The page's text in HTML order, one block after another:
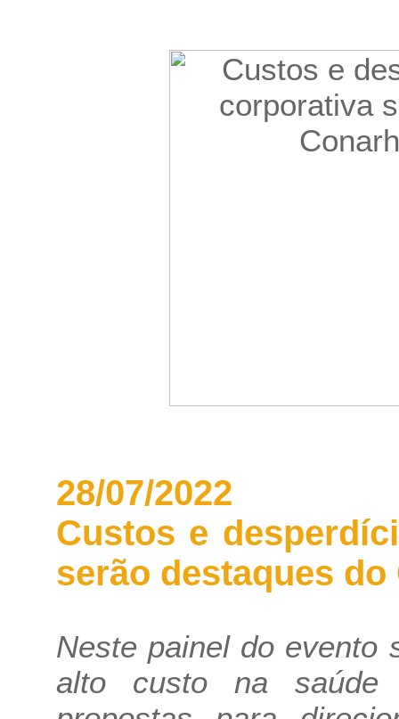
28/07/2022
Custos e
serão destaques do
Neste painel do evento
alto custo na saúde